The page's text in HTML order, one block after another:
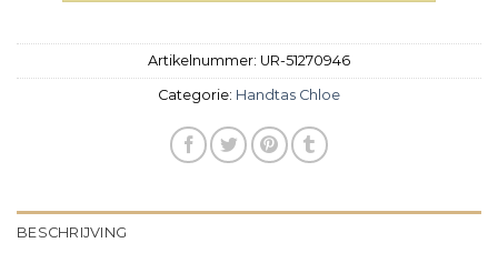
Artikelnummer: UR-51270946
Categorie: Handtas Chloe
BESCHRIJVING